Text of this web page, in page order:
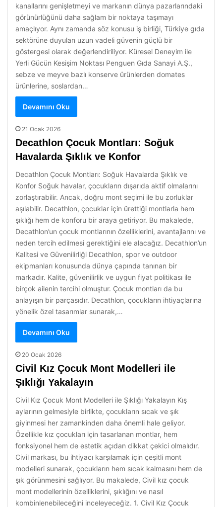
kanallarını genişletmeyi ve markanın dünya pazarlarındaki
görünürlüğünü daha sağlam bir noktaya taşımayı
amaçlıyor. Aynı zamanda söz konusu iş birliği, Türkiye gıda
sektörüne duyulan uzun vadeli güvenin güçlü bir
göstergesi olarak değerlendiriliyor. Küresel Deneyim ile
Yerli Gücün Kesişim Noktası Penguen Gıda Sanayi A.Ş.,
sebze ve meyve bazlı konserve ürünlerden domates
ürünlerine, soslardan…
Devamını Oku
21 Ocak 2026
Decathlon Çocuk Montları: Soğuk
Havalarda Şıklık ve Konfor
Decathlon Çocuk Montları: Soğuk Havalarda Şıklık ve
Konfor Soğuk havalar, çocukların dışarıda aktif olmalarını
zorlaştırabilir. Ancak, doğru mont seçimi ile bu zorluklar
aşılabilir. Decathlon, çocuklar için ürettiği montlarla hem
şıklığı hem de konforu bir araya getiriyor. Bu makalede,
Decathlon’un çocuk montlarının özelliklerini, avantajlarını ve
neden tercih edilmesi gerektiğini ele alacağız. Decathlon’un
Kalitesi ve Güvenilirliği Decathlon, spor ve outdoor
ekipmanları konusunda dünya çapında tanınan bir
markadır. Kalite, güvenilirlik ve uygun fiyat politikası ile
birçok ailenin tercihi olmuştur. Çocuk montları da bu
anlayışın bir parçasıdır. Decathlon, çocukların ihtiyaçlarına
yönelik özel tasarımlar sunarak,…
Devamını Oku
20 Ocak 2026
Civil Kız Çocuk Mont Modelleri ile
Şıklığı Yakalayın
Civil Kız Çocuk Mont Modelleri ile Şıklığı Yakalayın Kış
aylarının gelmesiyle birlikte, çocukların sıcak ve şık
giyinmesi her zamankinden daha önemli hale geliyor.
Özellikle kız çocukları için tasarlanan montlar, hem
fonksiyonel hem de estetik açıdan dikkat çekici olmalıdır.
Civil markası, bu ihtiyacı karşılamak için çeşitli mont
modelleri sunarak, çocukların hem sıcak kalmasını hem de
şık görünmesini sağlıyor. Bu makalede, Civil kız çocuk
mont modellerinin özelliklerini, şıklığını ve nasıl
kombinlenebileceğini inceleyeceğiz. 1. Civil Kız Çocuk